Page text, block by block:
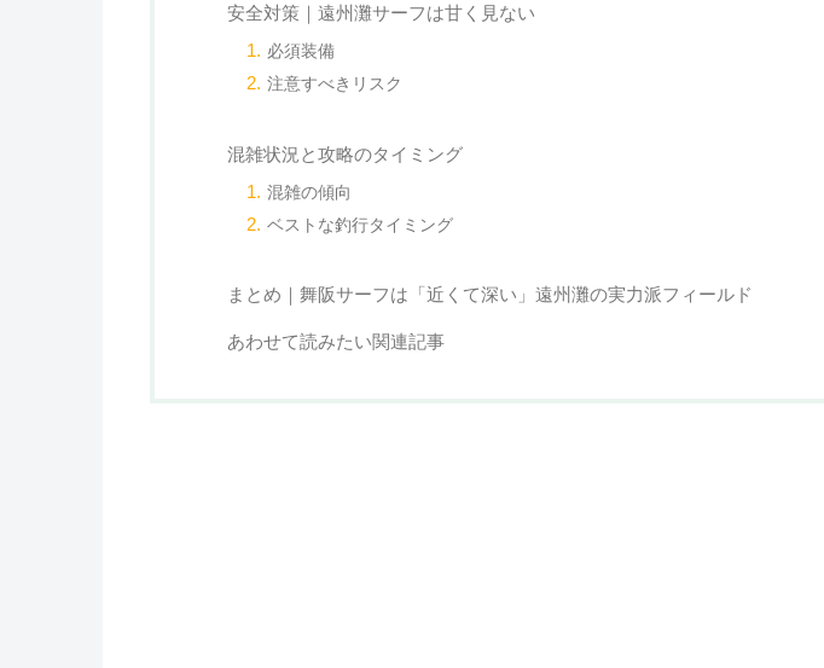
安全対策｜遠州灘サーフは甘く見ない
必須装備
注意すべきリスク
混雑状況と攻略のタイミング
混雑の傾向
ベストな釣行タイミング
まとめ｜舞阪サーフは「近くて深い」遠州灘の実力派フィールド
あわせて読みたい関連記事